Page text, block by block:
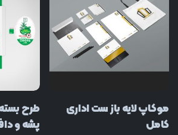
موکاپ لایه باز ست اداری
کامل
طرح
پشه و